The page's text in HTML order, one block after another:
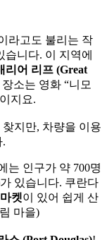
라고도 불리는 작
니다. 이 지역에
리어 리프 (Great
소는 영화 “니모
지요.
지만, 차량을 이용
.
는 인구가 약 700명
가 있습니다. 쿠란다
켓이 있어 쉽게 산
마을)